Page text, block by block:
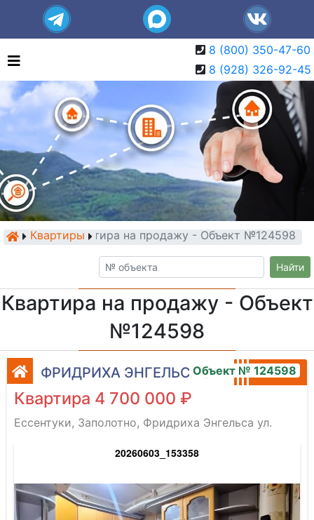
8 (800) 350-47-60
8 (928) 326-92-45
КвартирыКвартира на продажу - Объект №124598
Найти
Квартира на продажу - Объект
№124598
ФРИДРИХА ЭНГЕЛЬСА УЛ.Объект № 124598
Квартира 4 700 000 ₽
Ессентуки, Заполотно, Фридриха Энгельса ул.
20260603_153358